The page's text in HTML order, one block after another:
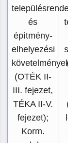
és
építmény-
elhelyezési
(OTÉK II-
III. fejezet,
TÉKA II-V.
fejezet);
Korm.